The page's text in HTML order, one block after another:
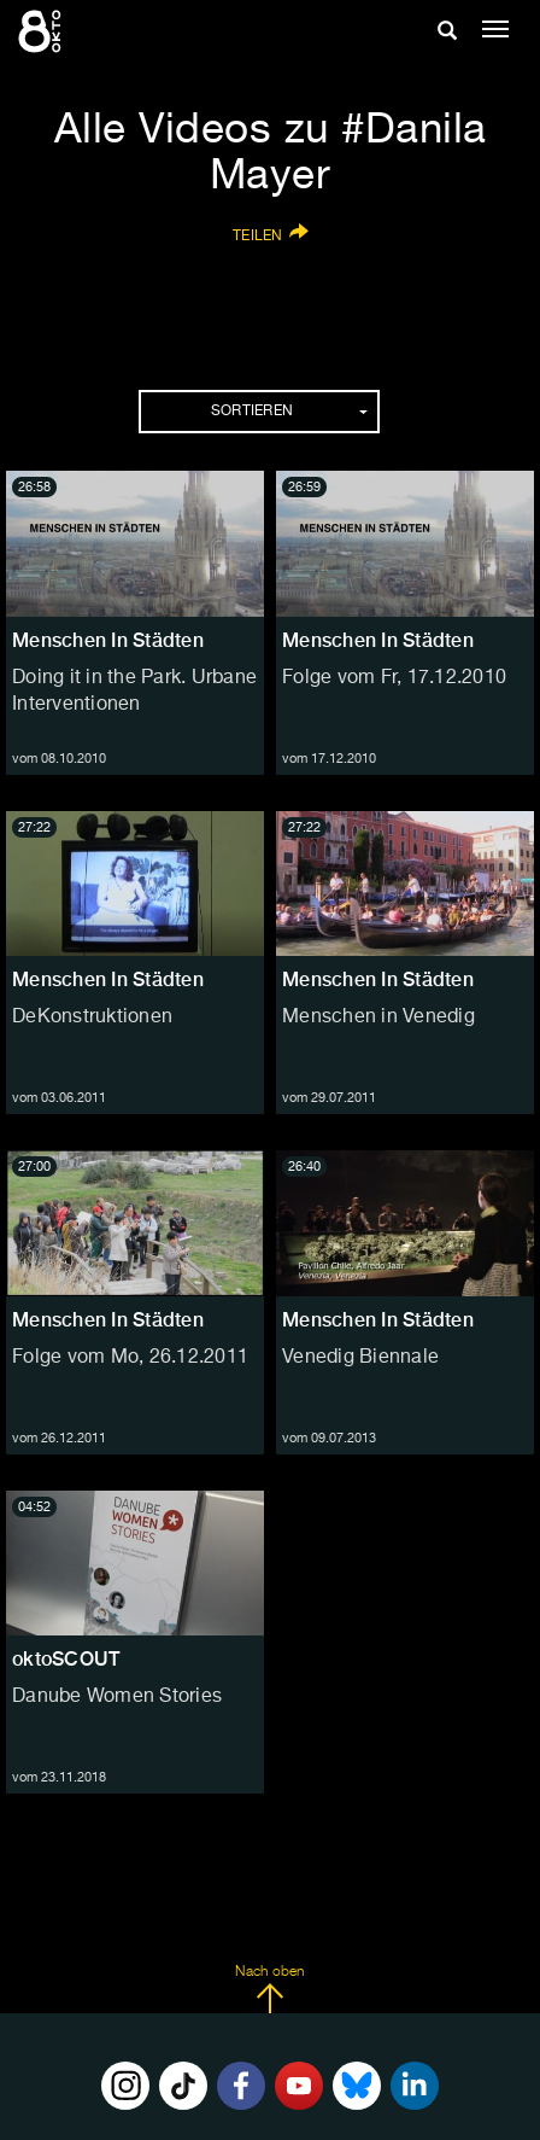
Zum
Inhalt
Suche
Alle Videos zu #Danila
Mayer
TEILEN
SORTIEREN
Menschen In Städten
Doing it in the Park. Urbane
Interventionen
vom 08.10.2010
26:58
Menschen In Städten
Folge vom Fr, 17.12.2010
vom 17.12.2010
26:59
Menschen In Städten
DeKonstruktionen
vom 03.06.2011
27:22
Menschen In Städten
Menschen in Venedig
vom 29.07.2011
27:22
Menschen In Städten
Folge vom Mo, 26.12.2011
vom 26.12.2011
27:00
Menschen In Städten
Venedig Biennale
vom 09.07.2013
26:40
oktoSCOUT
Danube Women Stories
vom 23.11.2018
04:52
Nach oben